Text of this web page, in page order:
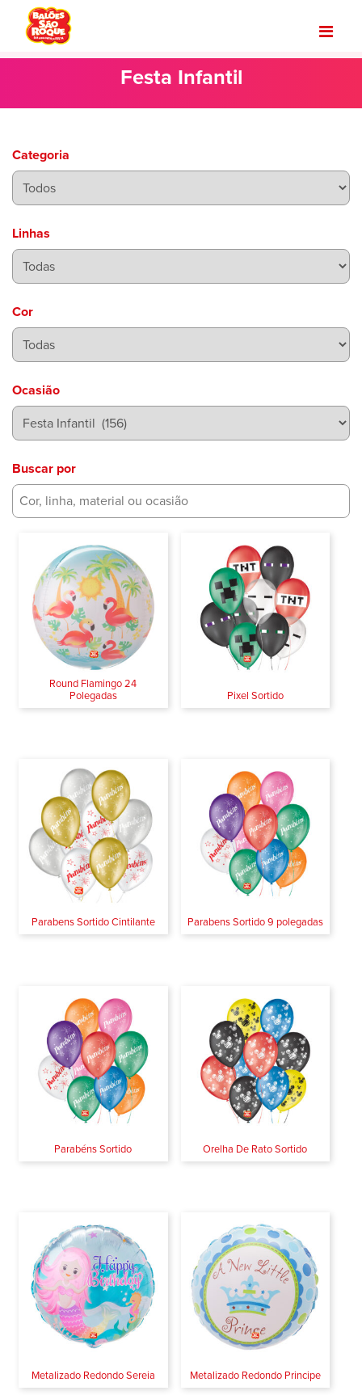
Festa Infantil
Categoria
Linhas
Cor
Ocasião
Buscar por
Round Flamingo 24
Polegadas Pixel Sortido
Parabens Sortido Cintilante Parabens Sortido 9 polegadas
Parabéns Sortido Orelha De Rato Sortido
Metalizado Redondo Sereia Metalizado Redondo Principe